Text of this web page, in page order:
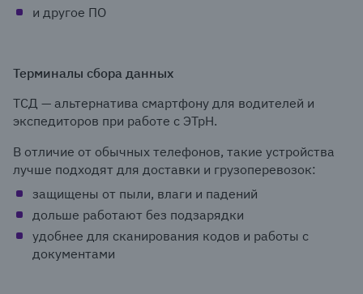
и другое ПО
Терминалы сбора данных
ТСД — альтернатива смартфону для водителей и
экспедиторов при работе с ЭТрН.
В отличие от обычных телефонов, такие устройства
лучше подходят для доставки и грузоперевозок:
защищены от пыли, влаги и падений
дольше работают без подзарядки
удобнее для сканирования кодов и работы с
документами